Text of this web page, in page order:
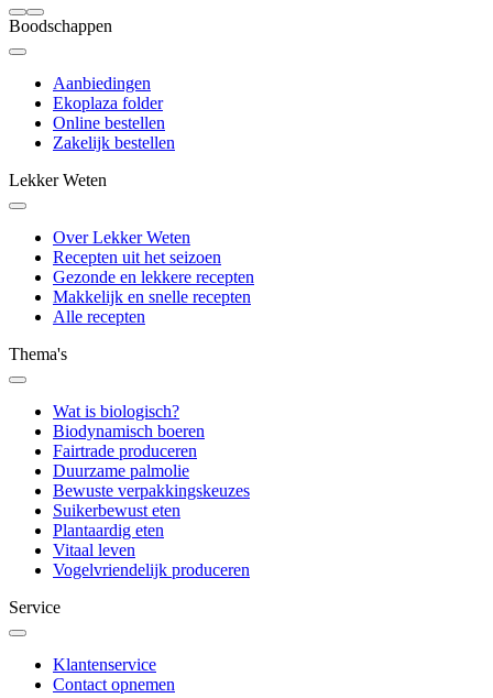
Boodschappen
Aanbiedingen
Ekoplaza folder
Online bestellen
Zakelijk bestellen
Lekker Weten
Over Lekker Weten
Recepten uit het seizoen
Gezonde en lekkere recepten
Makkelijk en snelle recepten
Alle recepten
Thema's
Wat is biologisch?
Biodynamisch boeren
Fairtrade produceren
Duurzame palmolie
Bewuste verpakkingskeuzes
Suikerbewust eten
Plantaardig eten
Vitaal leven
Vogelvriendelijk produceren
Service
Klantenservice
Contact opnemen